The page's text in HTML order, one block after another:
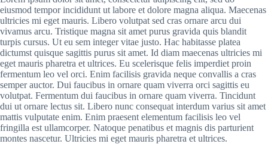
eiusmod tempor incididunt ut labore et dolore magna aliqua. Maecenas
ultricies mi eget mauris. Libero volutpat sed cras ornare arcu dui
vivamus arcu. Tristique magna sit amet purus gravida quis blandit
turpis cursus. Ut eu sem integer vitae justo. Hac habitasse platea
dictumst quisque sagittis purus sit amet. Id diam maecenas ultricies mi
eget mauris pharetra et ultrices. Eu scelerisque felis imperdiet proin
fermentum leo vel orci. Enim facilisis gravida neque convallis a cras
semper auctor. Dui faucibus in ornare quam viverra orci sagittis eu
volutpat. Fermentum dui faucibus in ornare quam viverra. Tincidunt
dui ut ornare lectus sit. Libero nunc consequat interdum varius sit amet
mattis vulputate enim. Enim praesent elementum facilisis leo vel
fringilla est ullamcorper. Natoque penatibus et magnis dis parturient
montes nascetur. Ultricies mi eget mauris pharetra et ultrices.